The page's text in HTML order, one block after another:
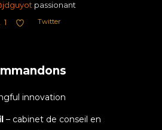
passionant
1 Twitter
innovation
– cabinet de conseil en